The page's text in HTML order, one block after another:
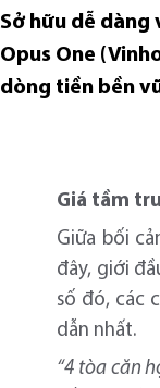
Sở hữu dễ
Opus One
dòng tiền bền
Giá tầm
Giữa bối
đây, giới
số đó, các
dẫn nhất.
“4 tòa căn